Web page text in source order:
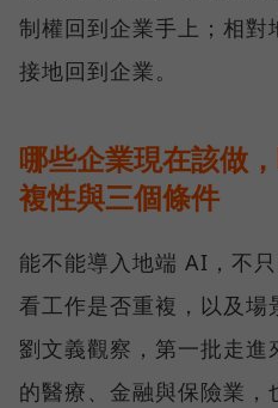
制權回到企業手上；相對
接地回到企業。
哪些企業現在該做
複性與三個條件
能不能導入地端 AI，不
看工作是否重複，以及場
劉文義觀察，第一批走進
的醫療、金融與保險業